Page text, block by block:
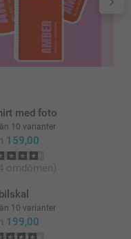
med foto
10 varianter
159,00
omdömen)
10 varianter
199,00